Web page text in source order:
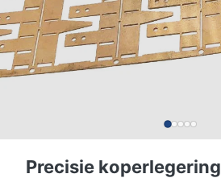
Precisie koperlegering